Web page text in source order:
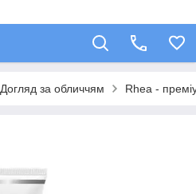
Догляд за обличчям Rhea -